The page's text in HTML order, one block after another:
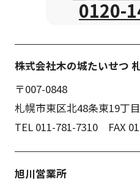
0120-
株式会社木の城たいせつ
〒007-0848
札幌市東区北48条東19丁
TEL 011-781-7310 FAX
旭川営業所